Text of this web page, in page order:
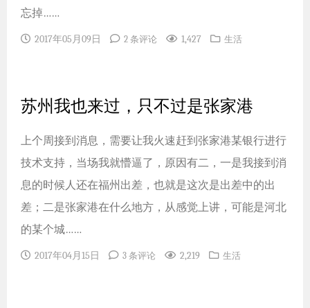
忘掉……
2017年05月09日 2 条评论 1,427 生活
苏州我也来过，只不过是张家港
上个周接到消息，需要让我火速赶到张家港某银行进行
技术支持，当场我就懵逼了，原因有二，一是我接到消
息的时候人还在福州出差，也就是这次是出差中的出
差；二是张家港在什么地方，从感觉上讲，可能是河北
的某个城……
2017年04月15日 3 条评论 2,219 生活